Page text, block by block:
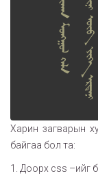
Харин загварын
байгаа бол та:
1. Доорх css –ийг